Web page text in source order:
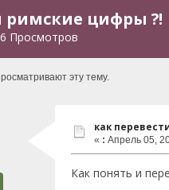
римские цифры ?!
Просмотров
эту тему.
как
« : Апрель 05,
Как понять и